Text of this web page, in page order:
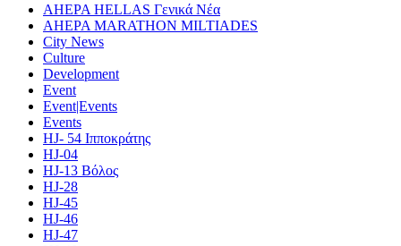
AHEPA HELLAS Γενικά Νέα
AHEPA MARATHON MILTIADES
City News
Culture
Development
Event
Event|Events
Events
HJ- 54 Ιπποκράτης
HJ-04
HJ-13 Βόλος
HJ-28
HJ-45
HJ-46
HJ-47